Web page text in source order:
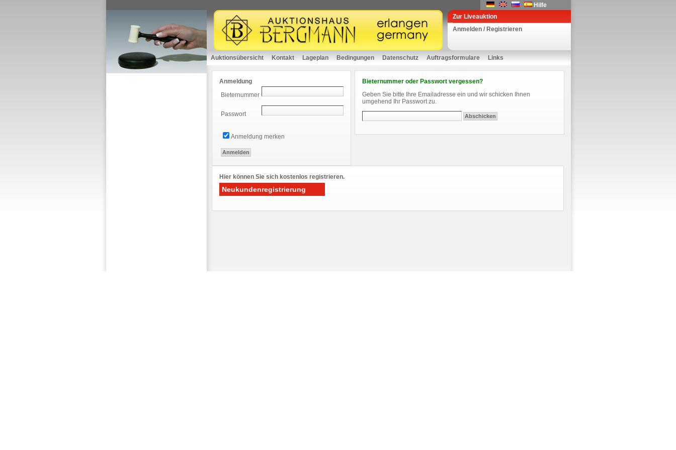
Hilfe
Zur Liveauktion
Anmelden / Registrieren
Auktionsübersicht Kontakt Lageplan Bedingungen Datenschutz Auftragsformulare Links
Anmeldung
Bieternummer
Passwort
Anmeldung merken
Bieternummer oder Passwort vergessen?
Geben Sie bitte Ihre Emailadresse ein und wir schicken Ihnen
umgehend Ihr Passwort zu.
Hier können Sie sich kostenlos registrieren.
Neukundenregistrierung